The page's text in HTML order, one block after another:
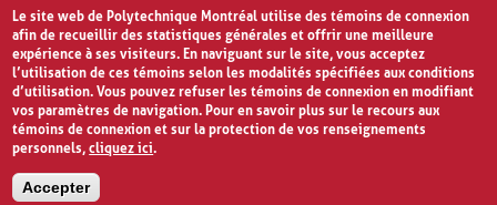
Le site web de Polytechnique Montréal utilise des témoins de connexion
afin de recueillir des statistiques générales et offrir une meilleure
expérience à ses visiteurs. En naviguant sur le site, vous acceptez
l’utilisation de ces témoins selon les modalités spécifiées aux conditions
d’utilisation. Vous pouvez refuser les témoins de connexion en modifiant
vos paramètres de navigation. Pour en savoir plus sur le recours aux
témoins de connexion et sur la protection de vos renseignements
personnels,cliquez ici.
Accepter